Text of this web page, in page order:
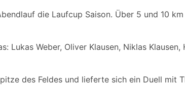
die Laufcup Saison. Über 5 und 10
Lukas Weber, Oliver Klausen, Niklas Klausen,
des Feldes und lieferte sich ein Duell mit